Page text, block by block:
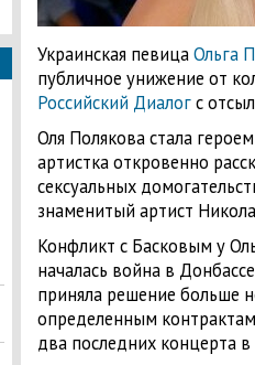
Украинская певицаОльга
публичное унижение от
Российский Диалогс
Оля Полякова стала
артистка откровенно
сексуальных
знаменитый артист
Конфликт с Басковым у
началась война в
приняла решение больше
определенным
два последних концерта